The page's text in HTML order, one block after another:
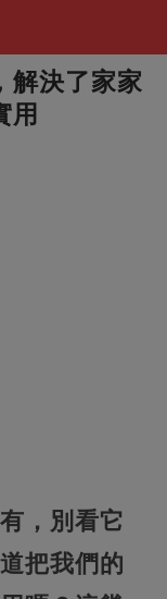
解決了家家
用
，別看它
把我們的